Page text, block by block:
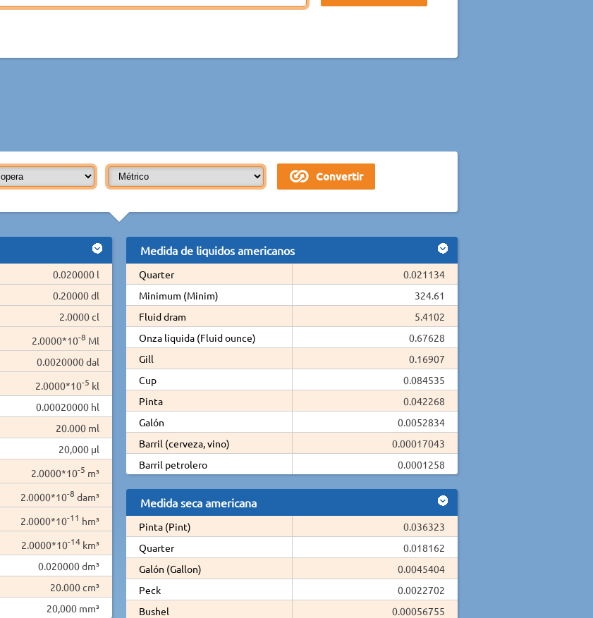
0.020000 l
0.20000 dl
2.0000 cl
2.0000*10-8 Ml
0.0020000 dal
2.0000*10-5 kl
0.00020000 hl
20.000 ml
20,000 µl
2.0000*10-5 m³
2.0000*10-8 dam³
2.0000*10-11 hm³
2.0000*10-14 km³
0.020000 dm³
20.000 cm³
20,000 mm³
Medida de liquidos americanos
Quarter
0.021134
Minimum (Minim)
324.61
Fluid dram
5.4102
Onza liquida (Fluid ounce)
0.67628
Gill
0.16907
Cup
0.084535
Pinta
0.042268
Galón
0.0052834
Barril (cerveza, vino)
0.00017043
Barril petrolero
0.0001258
Medida seca americana
Pinta (Pint)
0.036323
Quarter
0.018162
Galón (Gallon)
0.0045404
Peck
0.0022702
Bushel
0.00056755